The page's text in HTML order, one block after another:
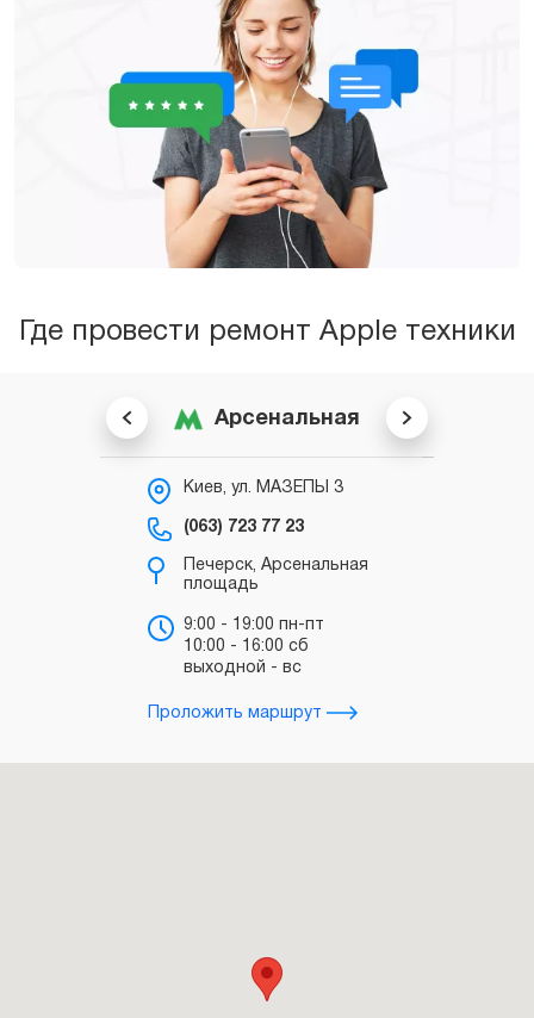
Где провести ремонт Apple техники
Арсенальная
Киев, ул. МАЗЕПЫ 3
(063) 723 77 23
Печерск, Арсенальная
площадь
9:00 - 19:00 пн-пт
10:00 - 16:00 сб
выходной - вс
Проложить маршрут